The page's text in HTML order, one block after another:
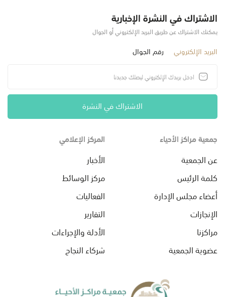
الاشتراك في النشرة الإخبارية
يمكنك الاشتراك عن طريق البريد الإلكتروني أو الجوال
البريد الإلكتروني رقم الجوال
الاشتراك في النشرة
جمعية مراكز الأحياء
عن الجمعية
كلمة الرئيس
أعضاء مجلس الإدارة
الإنجازات
مراكزنا
عضوية الجمعية
المركز الإعلامي
الأخبار
مركز الوسائط
الفعاليات
التقارير
الأدلة والإجراءات
شركاء النجاح